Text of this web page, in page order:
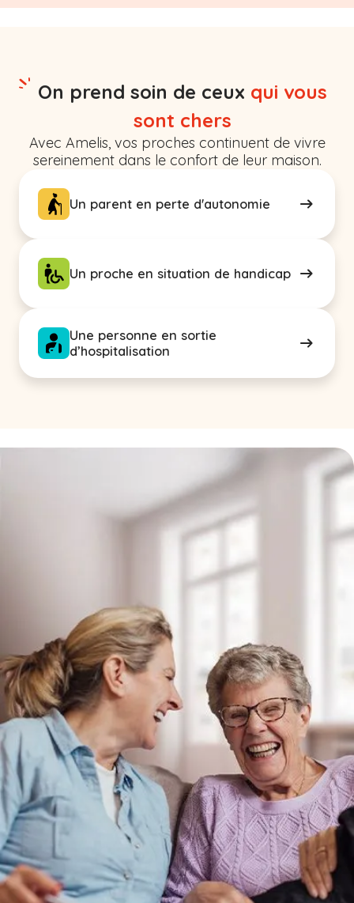
On prend soin de ceux qui vous
sont chers
Avec Amelis, vos proches continuent de vivre
sereinement dans le confort de leur maison.
Un parent en perte d'autonomie
Un proche en situation de handicap
Une personne en sortie
d’hospitalisation